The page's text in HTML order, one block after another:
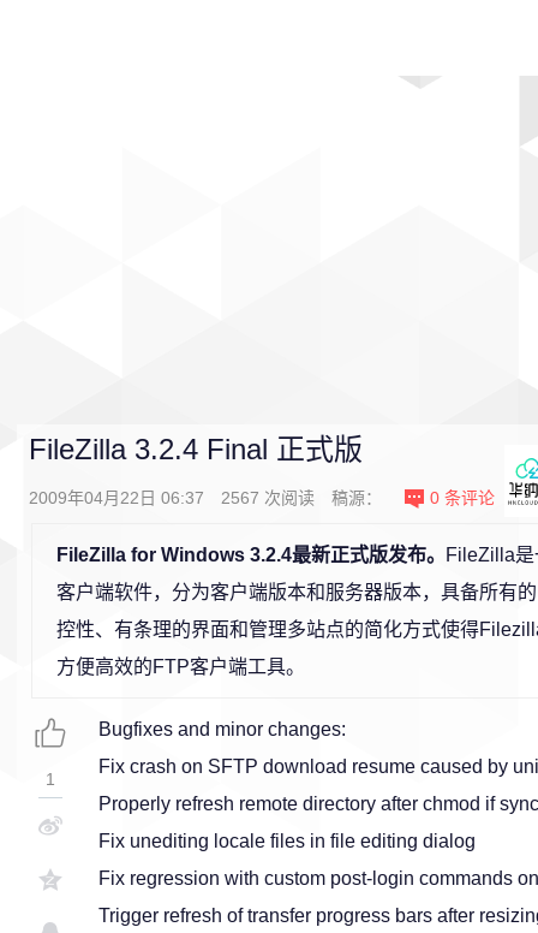
FileZilla 3.2.4 Final 正式版
2009年04月22日 06:37 2567 次阅读 稿源： 0 条评论
FileZilla for Windows 3.2.4最新正式版发布。
FileZilla
客户端软件，分为客户端版本和服务器版本，具备所有
控性、有条理的界面和管理多站点的简化方式使得
方便高效的FTP客户端工具。
Bugfixes and minor changes:
Fix crash on SFTP download resume caused by
Properly refresh remote directory after chmod if
Fix unediting locale files in file editing dialog
Fix regression with custom post-login commands
Trigger refresh of transfer progress bars after
1